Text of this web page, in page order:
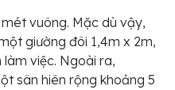
vuông. Mặc dù vậy,
giường đôi 1,4m x 2m,
việc. Ngoài ra,
sân hiên rộng khoảng 5